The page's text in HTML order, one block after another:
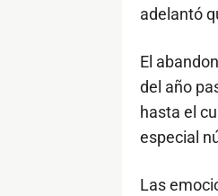
adelantó
El
del año
hasta el
especial
Las